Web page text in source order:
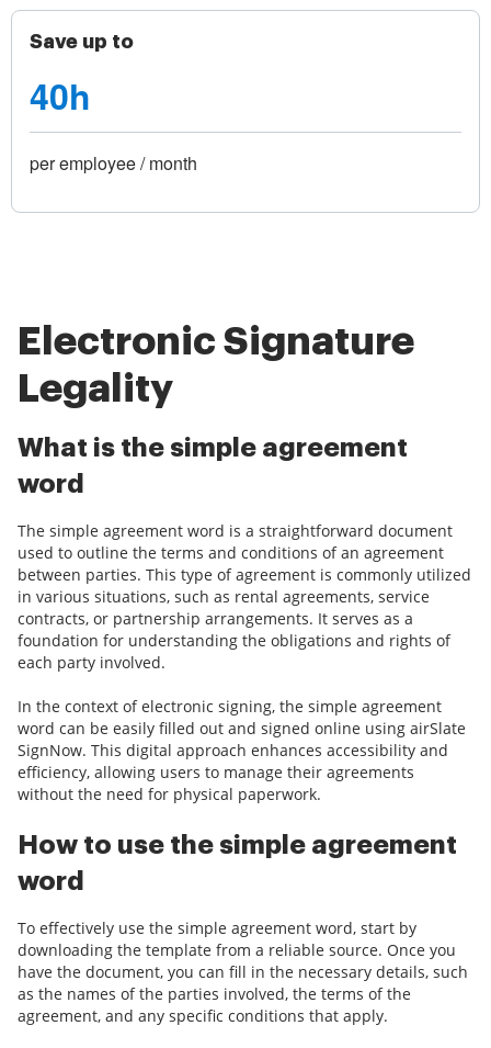
Save up to
40h
per employee / month
Electronic Signature
Legality
What is the simple agreement
word
The simple agreement word is a straightforward document
used to outline the terms and conditions of an agreement
between parties. This type of agreement is commonly utilized
in various situations, such as rental agreements, service
contracts, or partnership arrangements. It serves as a
foundation for understanding the obligations and rights of
each party involved.
In the context of electronic signing, the simple agreement
word can be easily filled out and signed online using airSlate
SignNow. This digital approach enhances accessibility and
efficiency, allowing users to manage their agreements
without the need for physical paperwork.
How to use the simple agreement
word
To effectively use the simple agreement word, start by
downloading the template from a reliable source. Once you
have the document, you can fill in the necessary details, such
as the names of the parties involved, the terms of the
agreement, and any specific conditions that apply.